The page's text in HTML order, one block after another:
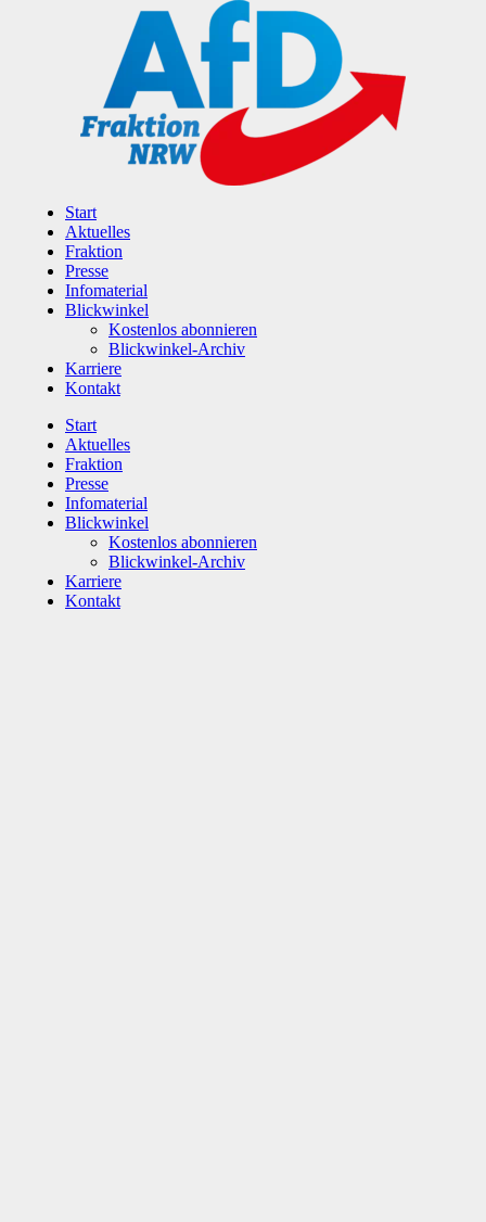
Start
Aktuelles
Fraktion
Presse
Infomaterial
Blickwinkel
Kostenlos abonnieren
Blickwinkel-Archiv
Karriere
Kontakt
Start
Aktuelles
Fraktion
Presse
Infomaterial
Blickwinkel
Kostenlos abonnieren
Blickwinkel-Archiv
Karriere
Kontakt